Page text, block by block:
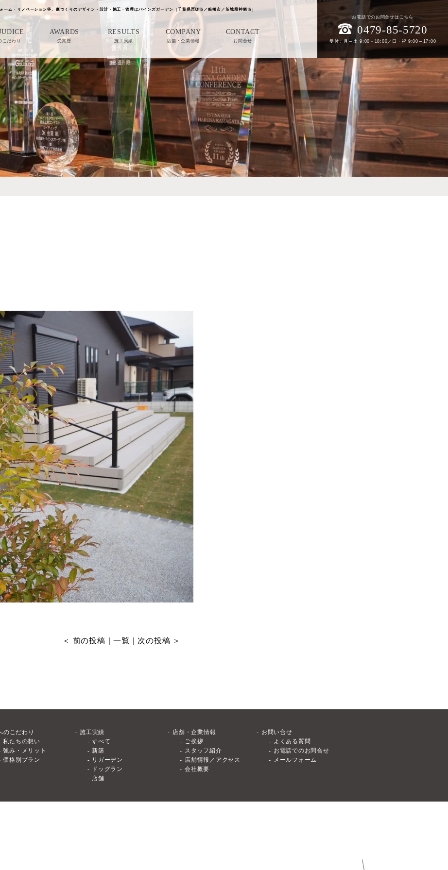
ーム・リノベーション等、庭づくりのデザイン・設計・施工・管理はパインズガーデン［千葉県匝瑳市／船橋市／茨城県神栖市］
こだわり
AWARDS
受賞歴
RESULTS
施工実績
COMPANY
店舗・企業情報
CONTACT
お問合せ
お電話でのお問合せはこちら
0479-85-5720
受付：月～土 9:00～18:00／日・祝 9:00～17:00
＜ 前の投稿 ｜一覧 次の投稿 ＞
のこだわり
私たちの想い
強み・メリット
価格別プラン
施工実績
すべて
新築
リガーデン
ドッグラン
店舗
店舗・企業情報
ご挨拶
スタッフ紹介
店舗情報／アクセス
会社概要
お問い合せ
よくある質問
お電話でのお問合せ
メールフォーム